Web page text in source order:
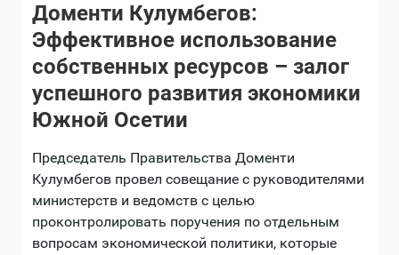
Доменти Кулумбегов:
Эффективное использование
собственных ресурсов – залог
успешного развития экономики
Южной Осетии
Председатель Правительства Доменти
Кулумбегов провел совещание с руководителями
министерств и ведомств с целью
проконтролировать поручения по отдельным
вопросам экономической политики, которые